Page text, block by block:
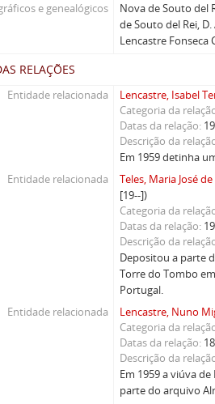
e genealógicos
Nova de Souto del
de Souto del Rei,
Lencastre Fonseca
RELAÇÕES
Entidade relacionada Lencastre, Isabel
Categoria da
Datas da relação
Descrição da
Em 1959 detinha
Entidade relacionada
Teles, Maria José
[19--])
Categoria da
Datas da relação
Descrição da
Depositou a parte
Torre do Tombo
Portugal.
Entidade relacionada
Lencastre, Nuno
Categoria da
Datas da relação
Descrição da
Em 1959 a viúva
parte do arquivo